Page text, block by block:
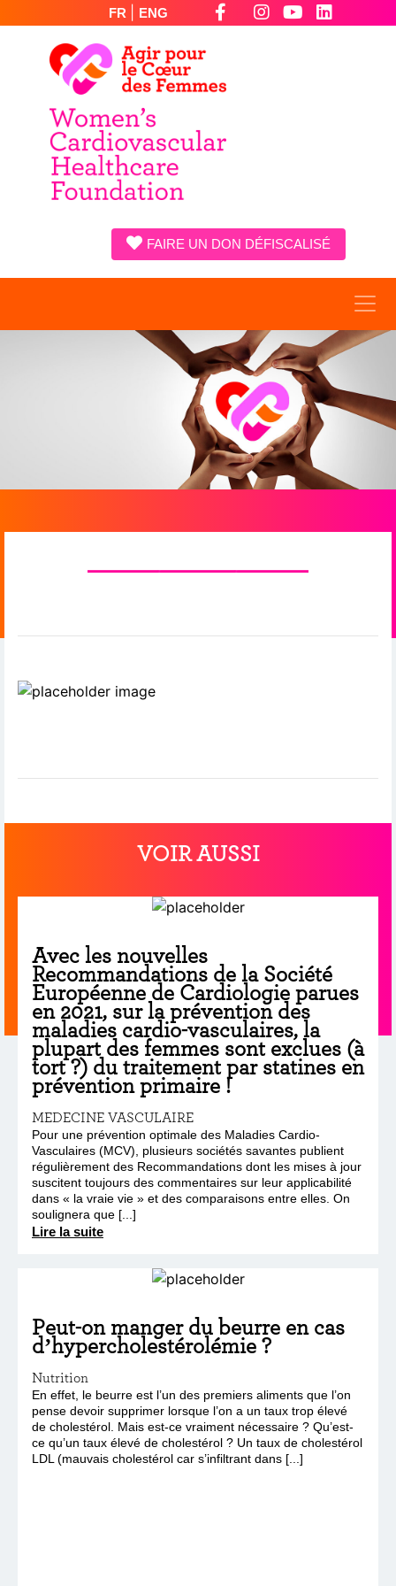
FR ENG
FAIRE UN DON DÉFISCALISÉ
VOIR AUSSI
Avec les nouvelles
Recommandations de la Société
Européenne de Cardiologie parues
en 2021, sur la prévention des
maladies cardio-vasculaires, la
plupart des femmes sont exclues (à
tort ?) du traitement par statines en
prévention primaire !
MEDECINE VASCULAIRE
Pour une prévention optimale des Maladies Cardio-
Vasculaires (MCV), plusieurs sociétés savantes publient
régulièrement des Recommandations dont les mises à jour
suscitent toujours des commentaires sur leur applicabilité
dans « la vraie vie » et des comparaisons entre elles. On
soulignera que [...]
Lire la suite
Peut-on manger du beurre en cas
d’hypercholestérolémie ?
Nutrition
En effet, le beurre est l’un des premiers aliments que l’on
pense devoir supprimer lorsque l’on a un taux trop élevé
de cholestérol. Mais est-ce vraiment nécessaire ? Qu’est-
ce qu’un taux élevé de cholestérol ? Un taux de cholestérol
LDL (mauvais cholestérol car s’infiltrant dans [...]